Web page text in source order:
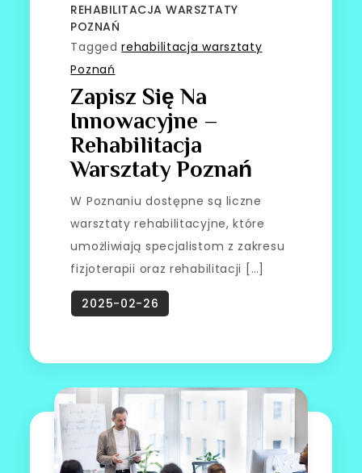
REHABILITACJA WARSZTATY
POZNAŃ
Taggedrehabilitacja warsztaty
Poznań
Zapisz Się Na
Innowacyjne –
Rehabilitacja
Warsztaty Poznań
W Poznaniu dostępne są liczne
warsztaty rehabilitacyjne, które
umożliwiają specjalistom z zakresu
fizjoterapii oraz rehabilitacji […]